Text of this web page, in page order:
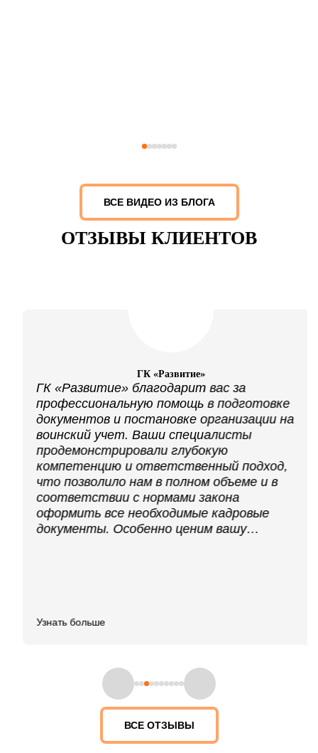
ВСЕ ВИДЕО ИЗ БЛОГА
ОТЗЫВЫ КЛИЕНТОВ
ГК «Развитие»
ГК «Развитие» благодарит вас за
профессиональную помощь в подготовке
документов и постановке организации на
воинский учет. Ваши специалисты
продемонстрировали глубокую
компетенцию и ответственный подход,
что позволило нам в полном объеме и в
соответствии с нормами закона
оформить все необходимые кадровые
документы. Особенно ценим вашу
кадрового и воинского учета.
Узнать больше
ВСЕ ОТЗЫВЫ